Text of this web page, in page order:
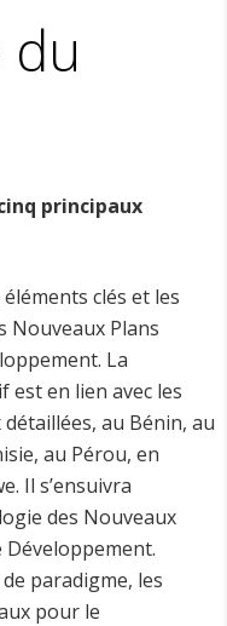
du
principaux
clés et les
Nouveaux Plans
La
est en lien avec les
au Bénin, au
au Pérou, en
Il s’ensuivra
des Nouveaux
paradigme, les
pour le